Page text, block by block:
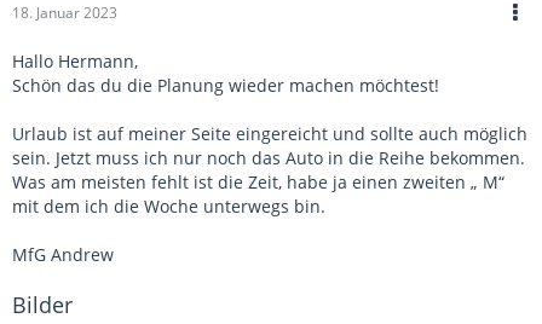
18. Januar 2023
Hallo Hermann,
Schön das du die Planung wieder machen möchtest!
Urlaub ist auf meiner Seite eingereicht und sollte auch möglich
sein. Jetzt muss ich nur noch das Auto in die Reihe bekommen.
Was am meisten fehlt ist die Zeit, habe ja einen zweiten „ M“
mit dem ich die Woche unterwegs bin.
MfG Andrew
Bilder